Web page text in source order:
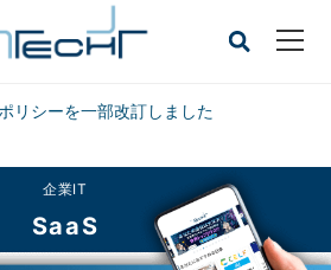
リシーを一部改訂しました
CLOSE
企業IT
SaaS